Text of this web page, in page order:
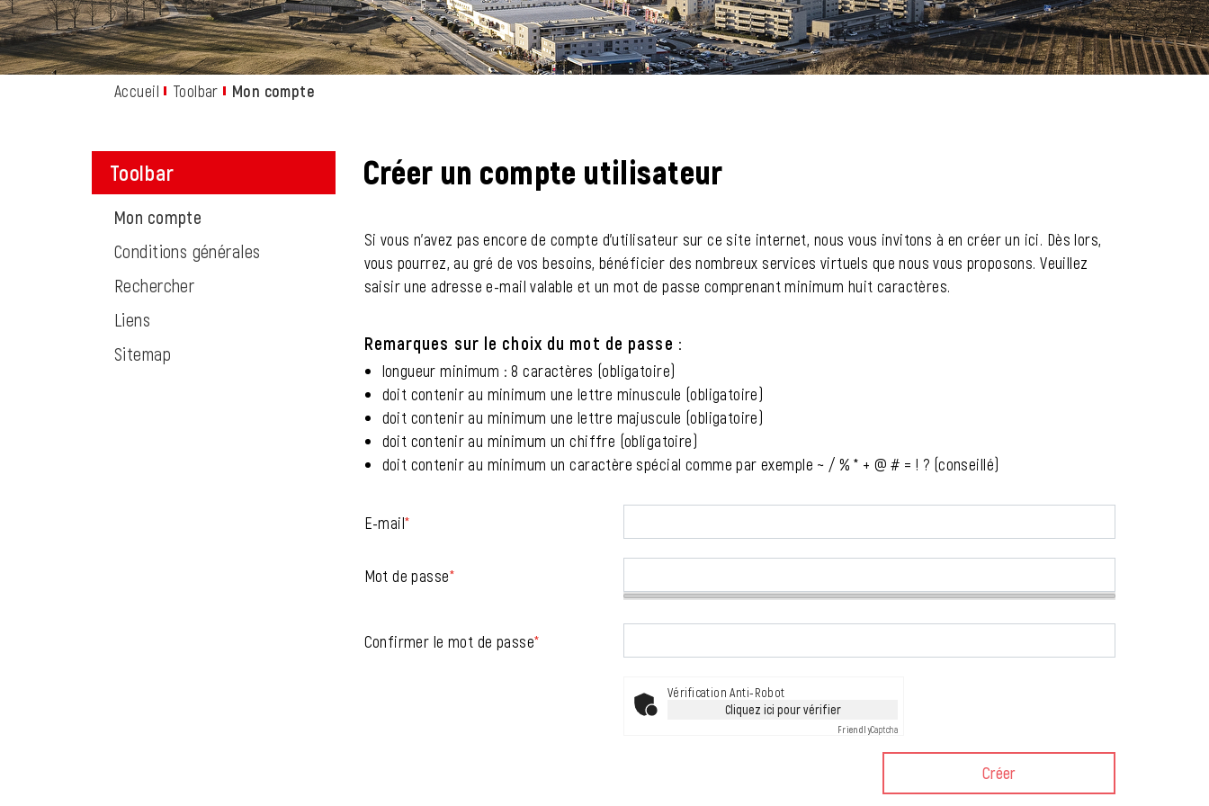
Accueil Toolbar Mon compte
Toolbar
Mon compte
Conditions générales
Rechercher
Liens
Sitemap
Créer un compte utilisateur
Si vous n'avez pas encore de compte d'utilisateur sur ce site internet, nous vous invitons à en créer un ici. Dès lors,
vous pourrez, au gré de vos besoins, bénéficier des nombreux services virtuels que nous vous proposons. Veuillez
saisir une adresse e-mail valable et un mot de passe comprenant minimum huit caractères.
Remarques sur le choix du mot de passe :
longueur minimum : 8 caractères (obligatoire)
doit contenir au minimum une lettre minuscule (obligatoire)
doit contenir au minimum une lettre majuscule (obligatoire)
doit contenir au minimum un chiffre (obligatoire)
doit contenir au minimum un caractère spécial comme par exemple ~ / % * + @ # = ! ? (conseillé)
E-mail*
Mot de passe*
Confirmer le mot de passe*
Vérification Anti-Robot
Cliquez ici pour vérifier
FriendlyCaptcha
Créer